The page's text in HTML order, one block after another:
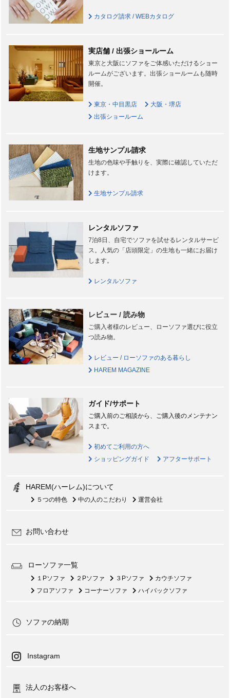
カタログ請求 / WEBカタログ
実店舗 / 出張ショールーム
東京と大阪にソファをご体感いただけるショー
ルームがございます。出張ショールームも随時
開催。
東京・中目黒店
大阪・堺店
出張ショールーム
生地サンプル請求
生地の色味や手触りを、実際に確認していただ
けます。
生地サンプル請求
レンタルソファ
7泊8日、自宅でソファを試せるレンタルサービ
ス。人気の「店頭限定」の生地も一緒にお届け
します。
レンタルソファ
レビュー / 読み物
ご購入者様のレビュー、ローソファ選びに役立
つ読み物。
レビュー / ローソファのある暮らし
HAREM MAGAZINE
ガイド/サポート
ご購入前のご相談から、ご購入後のメンテナン
スまで。
初めてご利用の方へ
ショッピングガイド
アフターサポート
HAREM(ハーレム)について
５つの特色 中の人のこだわり 運営会社
お問い合わせ
ローソファ一覧
１Pソファ ２Pソファ ３Pソファ
カウチソファ
フロアソファ
コーナーソファ ハイバックソファ
ソファの納期
Instagram
法人のお客様へ